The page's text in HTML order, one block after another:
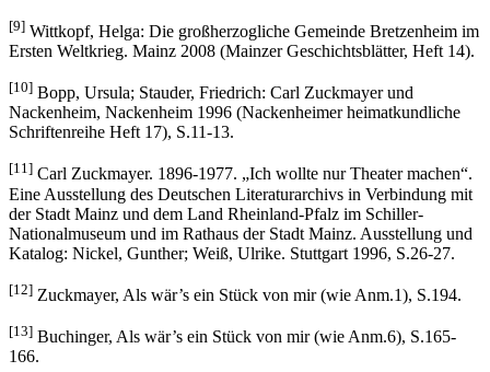
[9] Wittkopf, Helga: Die großherzogliche Gemeinde Bretzenheim im
Ersten Weltkrieg. Mainz 2008 (Mainzer Geschichtsblätter, Heft 14).
[10] Bopp, Ursula; Stauder, Friedrich: Carl Zuckmayer und
Nackenheim, Nackenheim 1996 (Nackenheimer heimatkundliche
Schriftenreihe Heft 17), S.11-13.
[11] Carl Zuckmayer. 1896-1977. „Ich wollte nur Theater machen“.
Eine Ausstellung des Deutschen Literaturarchivs in Verbindung mit
der Stadt Mainz und dem Land Rheinland-Pfalz im Schiller-
Nationalmuseum und im Rathaus der Stadt Mainz. Ausstellung und
Katalog: Nickel, Gunther; Weiß, Ulrike. Stuttgart 1996, S.26-27.
[12] Zuckmayer, Als wär’s ein Stück von mir (wie Anm.1), S.194.
[13] Buchinger, Als wär’s ein Stück von mir (wie Anm.6), S.165-
166.